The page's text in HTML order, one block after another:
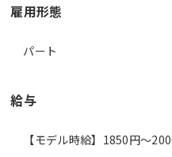
雇用形態
パート
給与
【モデル時給】1850円〜